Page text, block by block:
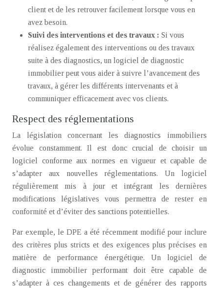
client et de les retrouver facilement lorsque vous en
avez besoin.
Suivi des interventions et des travaux : Si vous
réalisez également des interventions ou des travaux
suite à des diagnostics, un logiciel de diagnostic
immobilier peut vous aider à suivre l’avancement des
travaux, à gérer les différents intervenants et à
communiquer efficacement avec vos clients.
Respect des réglementations
La législation concernant les diagnostics immobiliers
évolue constamment. Il est donc crucial de choisir un
logiciel conforme aux normes en vigueur et capable de
s’adapter aux nouvelles réglementations. Un logiciel
régulièrement mis à jour et intégrant les dernières
modifications législatives vous permettra de rester en
conformité et d’éviter des sanctions potentielles.
Par exemple, le DPE a été récemment modifié pour inclure
des critères plus stricts et des exigences plus précises en
matière de performance énergétique. Un logiciel de
diagnostic immobilier performant doit être capable de
s’adapter à ces changements et de générer des rapports